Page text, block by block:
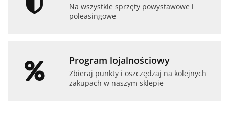
Na wszystkie sprzęty powystawowe i
poleasingowe
Program lojalnościowy
Zbieraj punkty i oszczędzaj na kolejnych
zakupach w naszym sklepie